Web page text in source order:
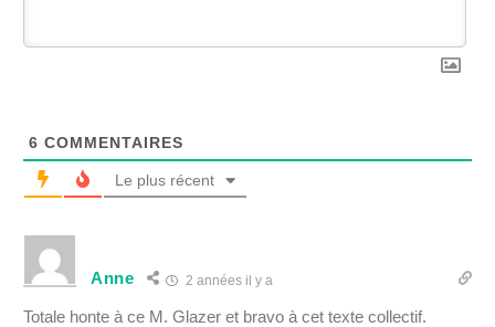
6 COMMENTAIRES
Le plus récent
Anne 2 années il y a
Totale honte à ce M. Glazer et bravo à cet texte collectif.